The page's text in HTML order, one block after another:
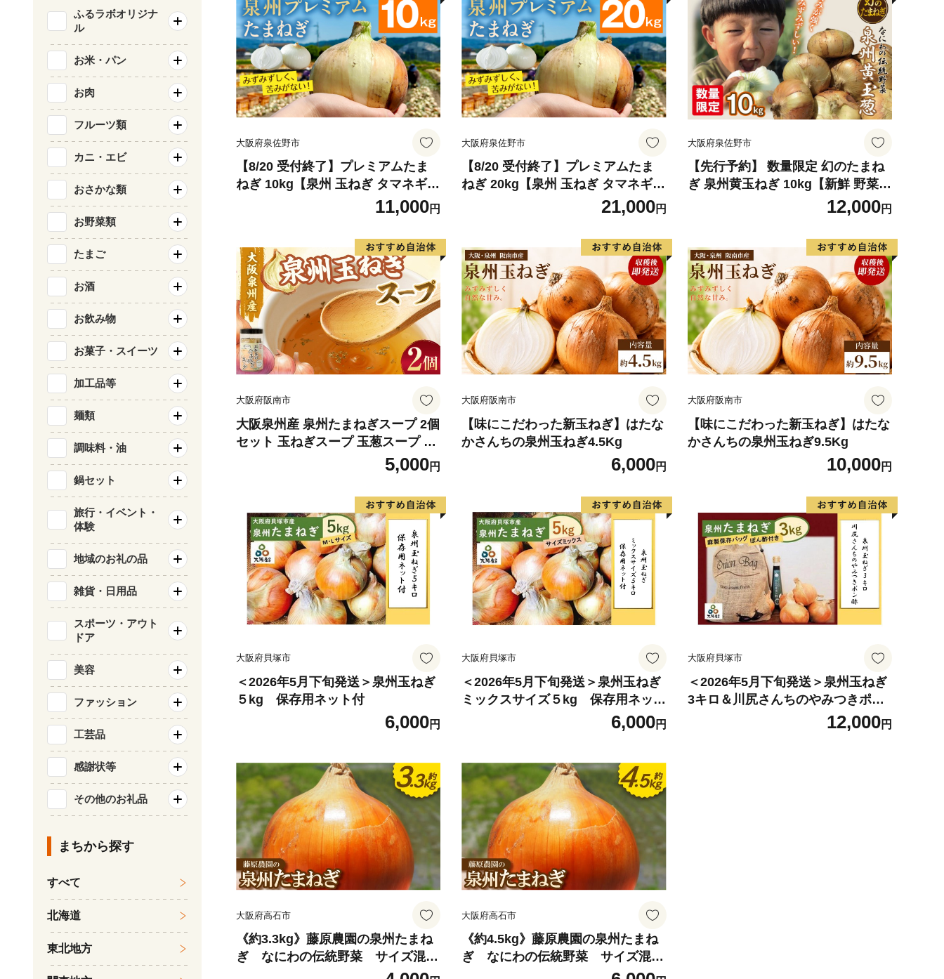
大阪府泉佐野市
【8/20 受付終了】プレミアムたま
ねぎ 10kg【泉州 玉ねぎ タマネギ
玉葱 甘い 野菜 国産 オニオン サラ
11,000円
大阪府泉佐野市
【8/20 受付終了】プレミアムたま
ねぎ 20kg【泉州 玉ねぎ タマネギ
玉葱 甘い 野菜 国産 オニオン サラ
21,000円
大阪府泉佐野市
【先行予約】 数量限定 幻のたまね
ぎ 泉州黄玉ねぎ 10kg【新鮮 野菜
泉佐野産 茄子 やさい 高評価 数量限
12,000円
大阪府阪南市
大阪泉州産 泉州たまねぎスープ 2個
セット 玉ねぎスープ 玉葱スープ 玉
ねぎ 玉葱 大阪府 おおさか 阪南市
5,000円
大阪府阪南市
【味にこだわった新玉ねぎ】はたな
かさんちの泉州玉ねぎ4.5Kg
6,000円
大阪府阪南市
【味にこだわった新玉ねぎ】はたな
かさんちの泉州玉ねぎ9.5Kg
10,000円
大阪府貝塚市
＜2026年5月下旬発送＞泉州玉ねぎ
５kg 保存用ネット付
6,000円
大阪府貝塚市
＜2026年5月下旬発送＞泉州玉ねぎ
ミックスサイズ５kg 保存用ネット
6,000円
大阪府貝塚市
＜2026年5月下旬発送＞泉州玉ねぎ
3キロ＆川尻さんちのやみつきポン
12,000円
大阪府高石市
《約3.3kg》藤原農園の泉州たまね
ぎ なにわの伝統野菜 サイズ混合
大阪府高石市
《約4.5kg》藤原農園の泉州たまね
ぎ なにわの伝統野菜 サイズ混合
ふるラボオリジナ
ル
お米・パン
お肉
フルーツ類
カニ・エビ
おさかな類
お野菜類
たまご
お酒
お飲み物
お菓子・スイーツ
加工品等
麺類
調味料・油
鍋セット
旅行・イベント・
体験
地域のお礼の品
雑貨・日用品
スポーツ・アウト
ドア
美容
ファッション
工芸品
感謝状等
その他のお礼品
まちから探す
すべて
北海道
東北地方